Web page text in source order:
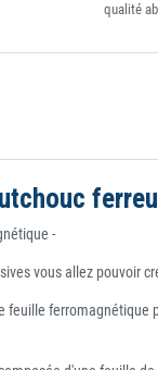
qualité
-
vous allez pouvoir
feuille ferromagnétique